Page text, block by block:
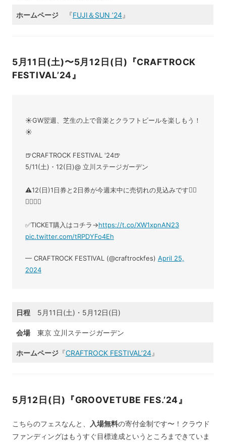
ホームページ『FUJI＆SUN ’24』
5月11日(土)〜5月12日(日)『CRAFTROCK
FESTIVAL’24』
☀GW翌週、芝生の上で音楽とクラフトビールを楽しもう！
☀
🍺CRAFTROCK FESTIVAL '24🍺
5/11(土)・12(日)@ 立川ステージガーデン
⚠12(日)1日券と2日券が今週末中に売切れの見込みです🙇‍♂
🙇‍♂🙇‍♂
✅TICKET購入はコチラ→https://t.co/XW1xpnAN23
pic.twitter.com/tRPDYFo4Eh
— CRAFTROCK FESTIVAL (@craftrockfes) April 25,
2024
日程5月11日(土)・5月12日(日)
会場東京 立川ステージガーデン
ホームページ『CRAFTROCK FESTIVAL’24』
5月12日(日)『GROOVETUBE FES.’24』
こちらのフェスなんと、 入場無料の寄付金制です〜！クラウド
ファンディングはもうすぐ目標達成というところまできていま